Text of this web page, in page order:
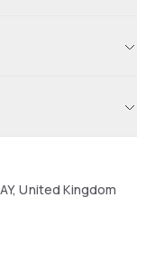
United Kingdom